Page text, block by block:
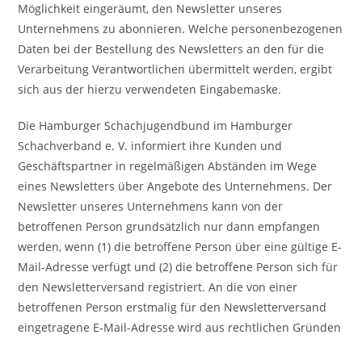
Möglichkeit eingeräumt, den Newsletter unseres
Unternehmens zu abonnieren. Welche personenbezogenen
Daten bei der Bestellung des Newsletters an den für die
Verarbeitung Verantwortlichen übermittelt werden, ergibt
sich aus der hierzu verwendeten Eingabemaske.
Die Hamburger Schachjugendbund im Hamburger
Schachverband e. V. informiert ihre Kunden und
Geschäftspartner in regelmäßigen Abständen im Wege
eines Newsletters über Angebote des Unternehmens. Der
Newsletter unseres Unternehmens kann von der
betroffenen Person grundsätzlich nur dann empfangen
werden, wenn (1) die betroffene Person über eine gültige E-
Mail-Adresse verfügt und (2) die betroffene Person sich für
den Newsletterversand registriert. An die von einer
betroffenen Person erstmalig für den Newsletterversand
eingetragene E-Mail-Adresse wird aus rechtlichen Gründen